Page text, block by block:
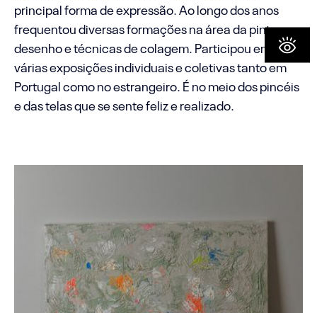
principal forma de expressão. Ao longo dos anos
frequentou diversas formações na área da pintura,
desenho e técnicas de colagem. Participou em
várias exposições individuais e coletivas tanto em
Portugal como no estrangeiro. É no meio dos pincéis
e das telas que se sente feliz e realizado.